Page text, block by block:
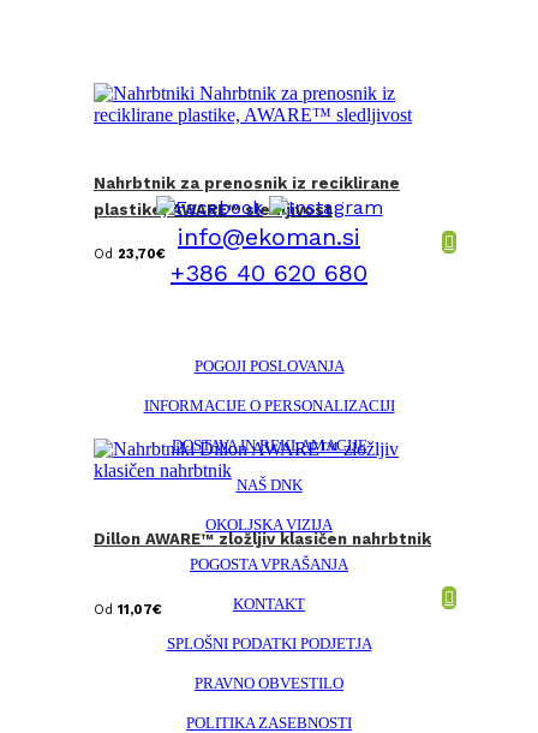
Nahrbtnik za prenosnik iz reciklirane
plastike, AWARE™ sledljivost
Od 23,70€
Dillon AWARE™ zložljiv klasičen nahrbtnik
Od 11,07€
info@ekoman.si
+386 40 620 680
POGOJI POSLOVANJA
INFORMACIJE O PERSONALIZACIJI
DOSTAVA IN REKLAMACIJE
NAŠ DNK
OKOLJSKA VIZIJA
POGOSTA VPRAŠANJA
KONTAKT
SPLOŠNI PODATKI PODJETJA
PRAVNO OBVESTILO
POLITIKA ZASEBNOSTI